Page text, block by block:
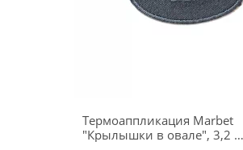
Термоаппликация Marbet
"Крылышки в овале", 3,2 х